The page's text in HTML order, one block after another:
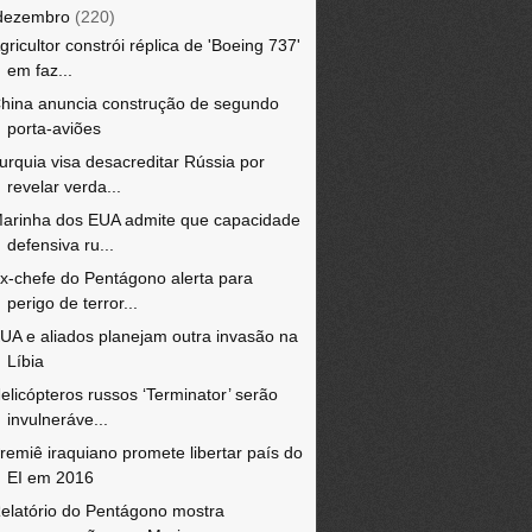
(220)
constrói réplica de 'Boeing 737'
em faz...
anuncia construção de segundo
porta-aviões
visa desacreditar Rússia por
revelar verda...
dos EUA admite que capacidade
defensiva ru...
chefe do Pentágono alerta para
perigo de terror...
e aliados planejam outra invasão na
Líbia
russos ‘Terminator’ serão
invulneráve...
iraquiano promete libertar país do
EI em 2016
do Pentágono mostra